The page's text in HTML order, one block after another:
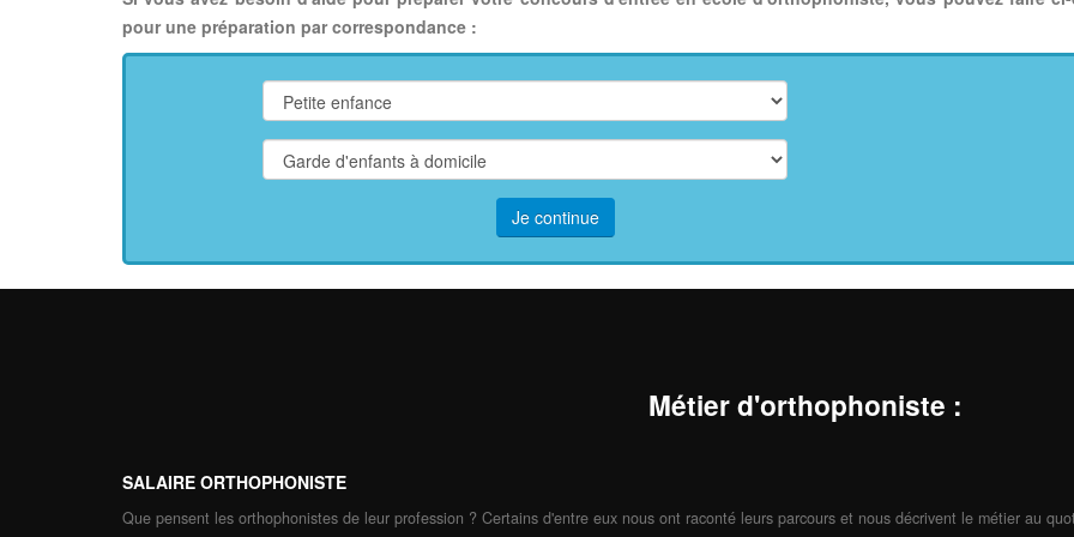
pour une préparation par correspondance :
Je continue
Métier d'orthophoniste :
SALAIRE ORTHOPHONISTE
Que pensent les orthophonistes de leur profession ? Certains d'entre eux nous ont raconté leurs parcours et nous décrivent le métier au